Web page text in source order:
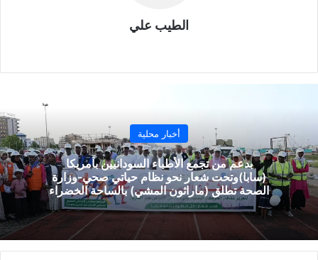
الطيب علي
أخبار محلية
بدعم من تجمع الأطباء السودانيين بأمريكا
(سابا)وتحت شعار نحو نظام حياتي صحي-وزارة
الصحة تطلق (ماراثون المشي) بالساحة الخضراء